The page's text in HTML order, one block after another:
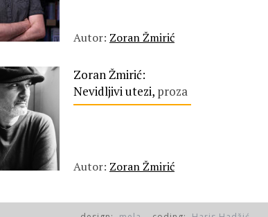
Autor: Zoran Žmirić
Zoran Žmirić:
Nevidljivi utezi, proza
Autor: Zoran Žmirić